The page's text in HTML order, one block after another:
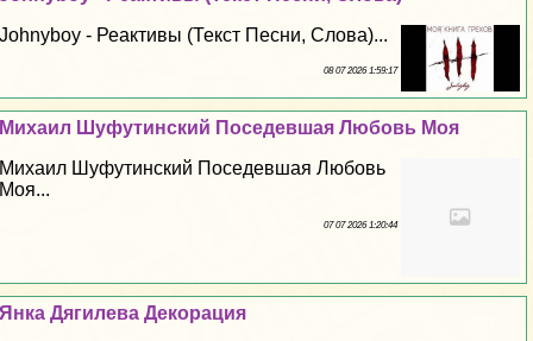
Johnyboy - Реактивы (Текст Песни, Слова)...
08 07 2026 1:59:17
Михаил Шуфутинский Поседевшая Любовь Моя
Михаил Шуфутинский Поседевшая Любовь
Моя...
07 07 2026 1:20:44
Янка Дягилева Декорация